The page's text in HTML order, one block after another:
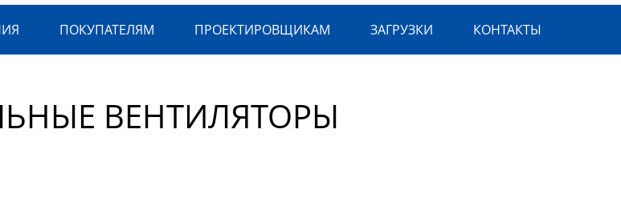
ПОКУПАТЕЛЯМ ПРОЕКТИРОВЩИКАМ ЗАГРУЗКИ КОНТАКТЫ
ВЕНТИЛЯТОРЫ